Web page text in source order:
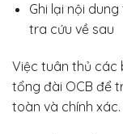
Ghi lại nội
tra cứu về sau
Việc tuân thủ các
tổng đài OCB để
toàn và chính xác.